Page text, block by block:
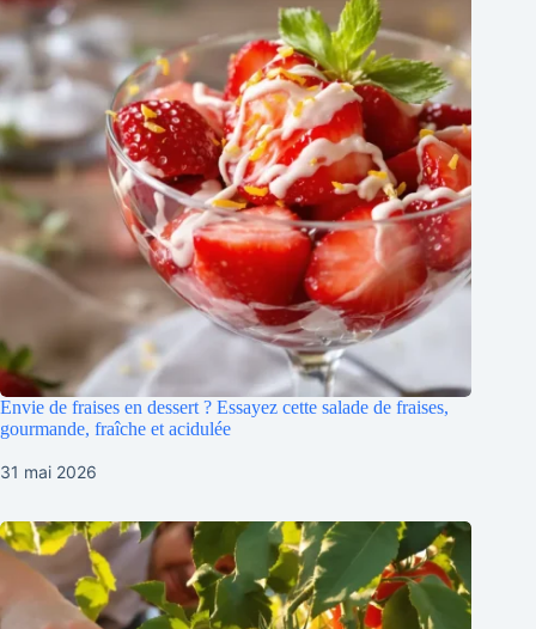
Envie de fraises en dessert ? Essayez cette salade de fraises,
gourmande, fraîche et acidulée
31 mai 2026